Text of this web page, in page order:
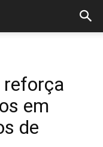
reforça
em
de